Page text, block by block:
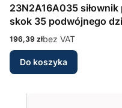
23N2A16A035
skok 35 podwójnego
Cena
196,39 złbez VAT
Do koszyka